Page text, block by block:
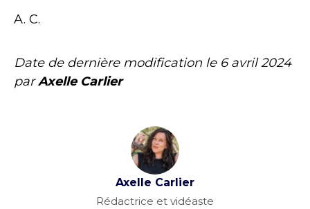
A. C.
Date de dernière modification le 6 avril 2024
parAxelle Carlier
Axelle Carlier
Rédactrice et vidéaste